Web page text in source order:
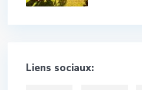
Liens sociaux: